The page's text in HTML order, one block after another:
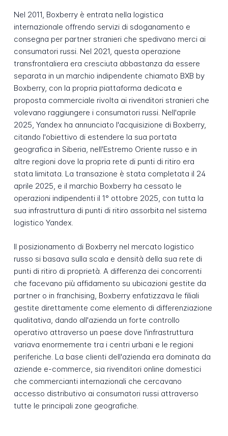
Nel 2011, Boxberry è entrata nella logistica
internazionale offrendo servizi di sdoganamento e
consegna per partner stranieri che spedivano merci ai
consumatori russi. Nel 2021, questa operazione
transfrontaliera era cresciuta abbastanza da essere
separata in un marchio indipendente chiamato BXB by
Boxberry, con la propria piattaforma dedicata e
proposta commerciale rivolta ai rivenditori stranieri che
volevano raggiungere i consumatori russi. Nell'aprile
2025, Yandex ha annunciato l'acquisizione di Boxberry,
citando l'obiettivo di estendere la sua portata
geografica in Siberia, nell'Estremo Oriente russo e in
altre regioni dove la propria rete di punti di ritiro era
stata limitata. La transazione è stata completata il 24
aprile 2025, e il marchio Boxberry ha cessato le
operazioni indipendenti il 1° ottobre 2025, con tutta la
sua infrastruttura di punti di ritiro assorbita nel sistema
logistico Yandex.
Il posizionamento di Boxberry nel mercato logistico
russo si basava sulla scala e densità della sua rete di
punti di ritiro di proprietà. A differenza dei concorrenti
che facevano più affidamento su ubicazioni gestite da
partner o in franchising, Boxberry enfatizzava le filiali
gestite direttamente come elemento di differenziazione
qualitativa, dando all'azienda un forte controllo
operativo attraverso un paese dove l'infrastruttura
variava enormemente tra i centri urbani e le regioni
periferiche. La base clienti dell'azienda era dominata da
aziende e-commerce, sia rivenditori online domestici
che commercianti internazionali che cercavano
accesso distributivo ai consumatori russi attraverso
tutte le principali zone geografiche.